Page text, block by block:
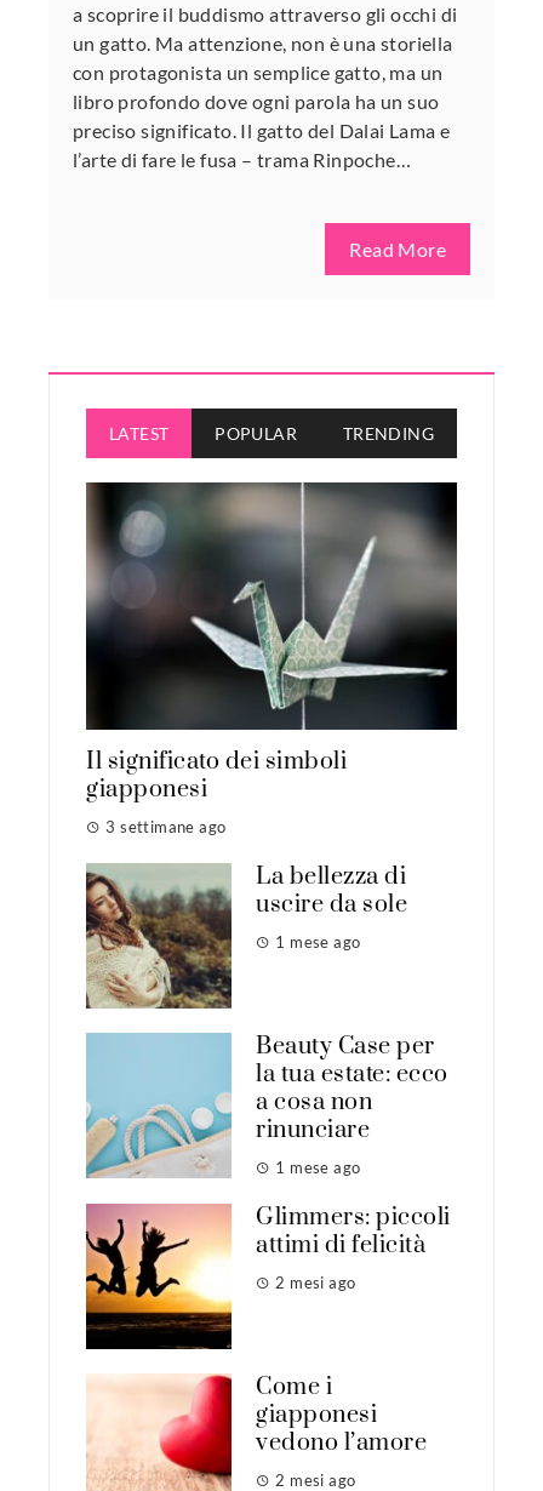
a scoprire il buddismo attraverso gli occhi di
un gatto. Ma attenzione, non è una storiella
con protagonista un semplice gatto, ma un
libro profondo dove ogni parola ha un suo
preciso significato. Il gatto del Dalai Lama e
l’arte di fare le fusa – trama Rinpoche…
Read More
LATEST POPULAR TRENDING
Il significato dei simboli
giapponesi
3 settimane ago
La bellezza di
uscire da sole
1 mese ago
Beauty Case per
la tua estate: ecco
a cosa non
rinunciare
1 mese ago
Glimmers: piccoli
attimi di felicità
2 mesi ago
Come i
giapponesi
vedono l’amore
2 mesi ago